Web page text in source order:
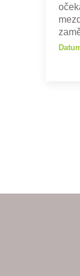
mezd